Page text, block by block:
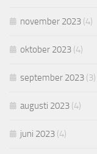
november 2023 (4)
oktober 2023 (4)
september 2023 (3)
augusti 2023 (4)
juni 2023 (4)